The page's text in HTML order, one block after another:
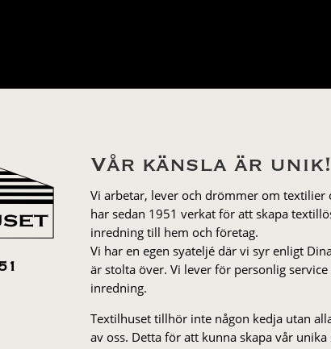
Vår känsla är unik!
Vi arbetar, lever och drömmer om textilier
har sedan 1951 verkat för att skapa
inredning till hem och företag.
Vi har en egen syateljé där vi syr enligt
är stolta över. Vi lever för personlig
inredning.
Textilhuset tillhör inte någon kedja utan
av oss. Detta för att kunna skapa vår